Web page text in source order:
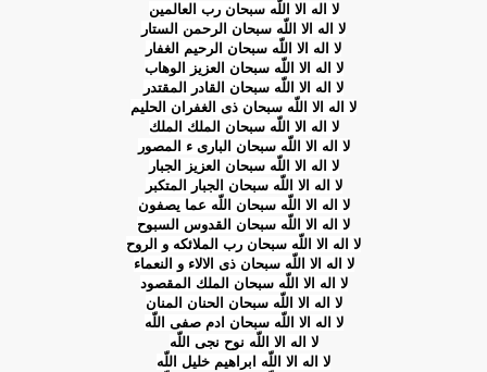
لا اله الا اللّه سبحان رب العالمین
لا اله الا اللّه سبحان الرحمن الستار
لا اله الا اللّه سبحان الرحیم الغفار
لا اله الا اللّه سبحان العزیز الوهاب
لا اله الا اللّه سبحان القادر المقتدر
لا اله الا اللّه سبحان ذى الغفران الحلیم
لا اله الا اللّه سبحان الملك الملك
لا اله الا اللّه سبحان البارى ء المصور
لا اله الا اللّه سبحان العزیز الجبار
لا اله الا اللّه سبحان الجبار المتكبر
لا اله الا اللّه سبحان اللّه عما یصفون
لا اله الا اللّه سبحان القدوس السبوح
لا اله الا اللّه سبحان رب الملائكه و الروح
لا اله الا اللّه سبحان ذى الالاء و النعماء
لا اله الا اللّه سبحان الملك المقصود
لا اله الا اللّه سبحان الحنان المنان
لا اله الا اللّه سبحان ادم صفى اللّه
لا اله الا اللّه نوح نجى اللّه
لا اله الا اللّه ابراهیم خلیل اللّه